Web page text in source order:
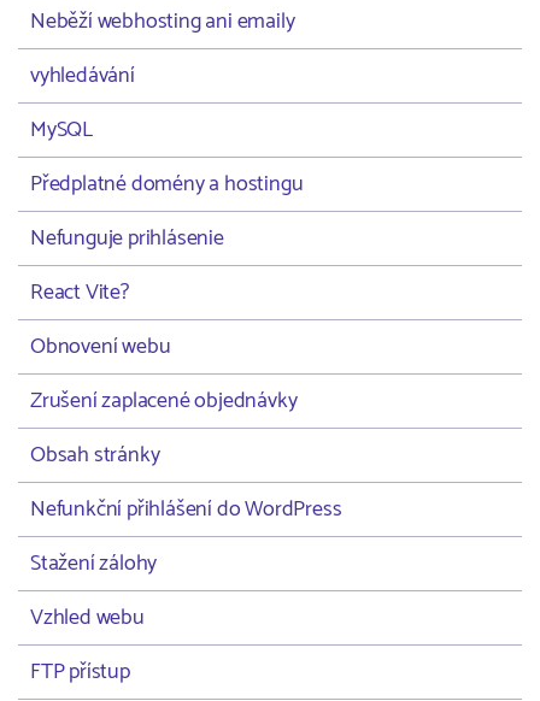
Neběží webhosting ani emaily
vyhledávání
MySQL
Předplatné domény a hostingu
Nefunguje prihlásenie
React Vite?
Obnovení webu
Zrušení zaplacené objednávky
Obsah stránky
Nefunkční přihlášení do WordPress
Stažení zálohy
Vzhled webu
FTP přístup